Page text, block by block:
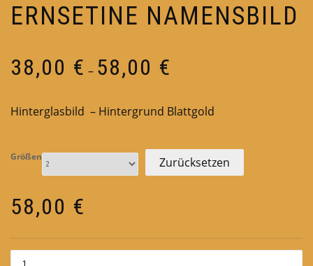
ERNSETINE NAMENSBILD
38,00 € – 58,00 €
58,00 €
Hinterglasbild – Hintergrund Blattgold
Größen Zurücksetzen
58,00 €